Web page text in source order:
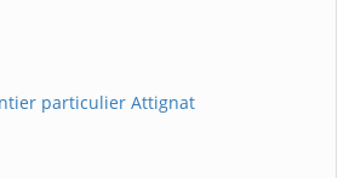
particulier Attignat